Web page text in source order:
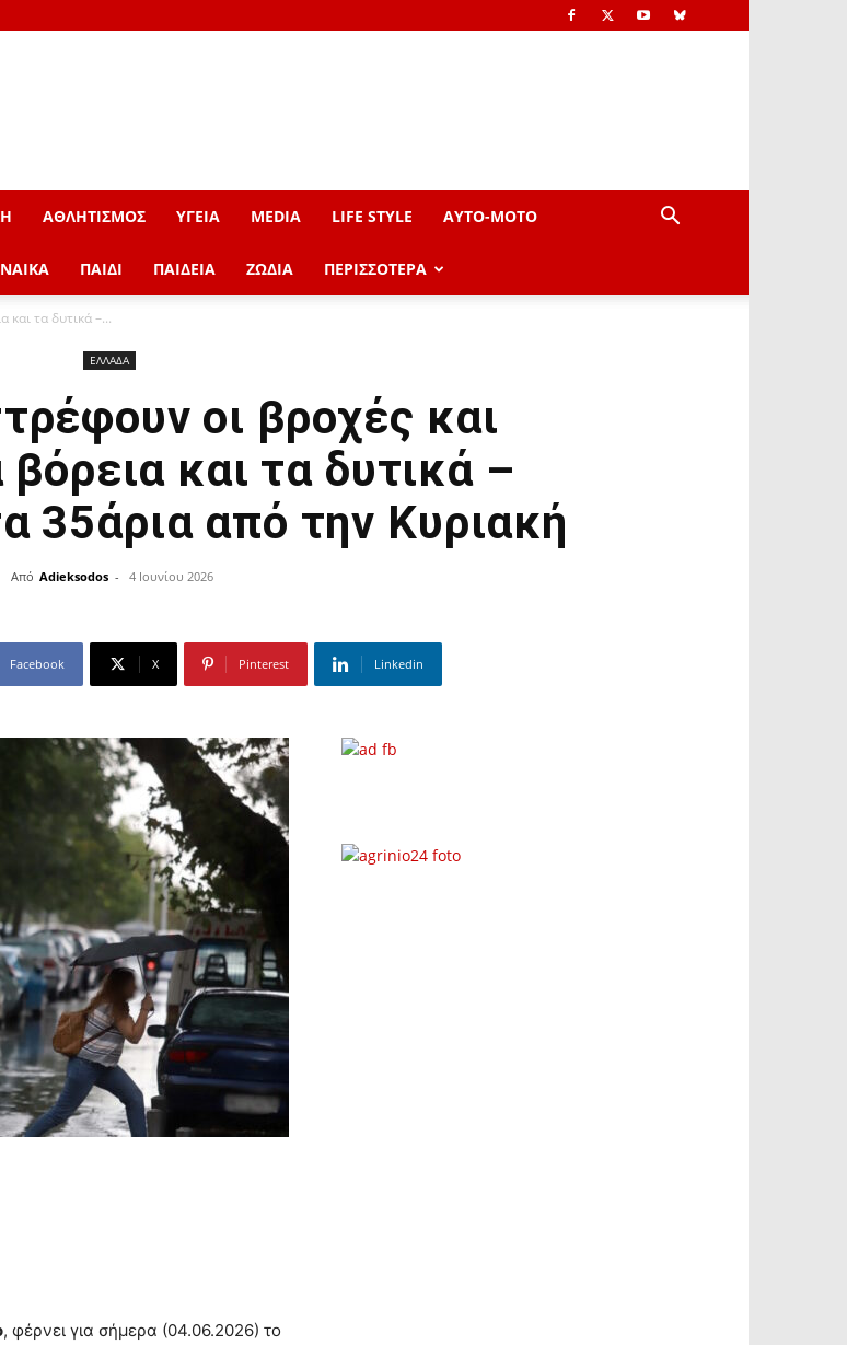
ΑΘΛΗΤΙΣΜΟΣ ΥΓΕΙΑ MEDIA LIFE STYLE AYTO-ΜOTO
ΠΑΙΔΙ ΠΑΙΔΕΙΑ ΖΩΔΙΑ ΠΕΡΙΣΣΟΤΕΡΑ
και τα δυτικά –...
ΕΛΛΑΔΑ
οι βροχές και
και τα δυτικά –
35άρια από την Κυριακή
Από Adieksodos - 4 Ιουνίου 2026
Facebook X Pinterest Linkedin
, φέρνει για σήμερα (04.06.2026) το